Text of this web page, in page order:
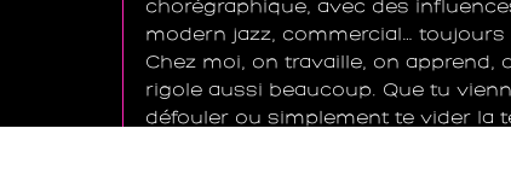
chorégraphique, avec des
modern jazz, commercial… toujours
Chez moi, on travaille, on apprend,
rigole aussi beaucoup. Que tu
défouler ou simplement te vider la